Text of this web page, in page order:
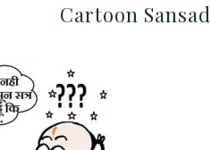
Cartoon Sansad